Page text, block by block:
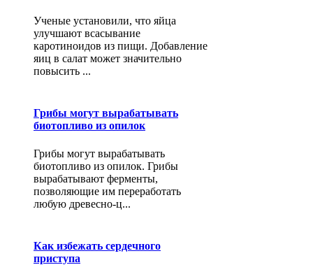
Ученые установили, что яйца
улучшают всасывание
каротиноидов из пищи. Добавление
яиц в салат может значительно
повысить ...
Грибы могут вырабатывать
биотопливо из опилок
Грибы могут вырабатывать
биотопливо из опилок. Грибы
вырабатывают ферменты,
позволяющие им переработать
любую древесно-ц...
Как избежать сердечного
приступа